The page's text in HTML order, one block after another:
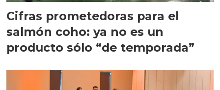
Cifras prometedoras para el
salmón coho: ya no es un
producto sólo “de temporada”